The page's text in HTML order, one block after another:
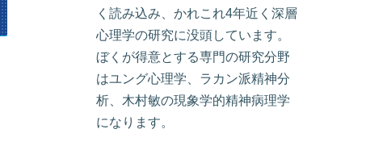
く読み込み、かれこれ4年近く深層
心理学の研究に没頭しています。
ぼくが得意とする専門の研究分野
はユング心理学、ラカン派精神分
析、木村敏の現象学的精神病理学
になります。